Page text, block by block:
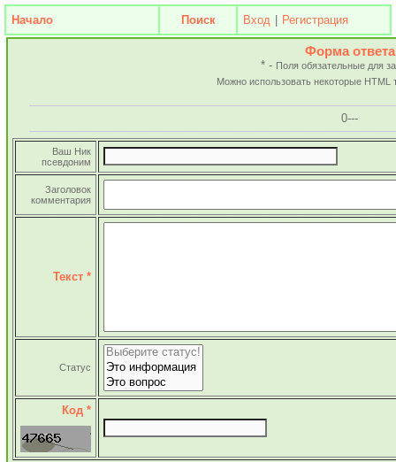
Начало Поиск Вход Регистрация
Форма ответа
* - Поля обязательные для
Можно использовать некоторые HTML
0---
Ваш Ник
псевдоним
Заголовок
комментария
Текст *
Статус
Код *